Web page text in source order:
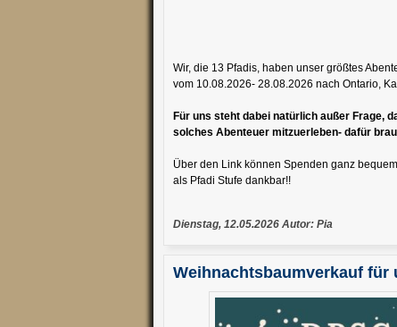
Wir, die 13 Pfadis, haben unser größtes
vom 10.08.2026- 28.08.2026 nach Ontario,
Für uns steht dabei natürlich außer Frage,
solches Abenteuer mitzuerleben- dafür
Über den Link können Spenden ganz
als Pfadi Stufe dankbar!!
Dienstag, 12.05.2026 Autor: Pia
Weihnachtsbaumverkauf für